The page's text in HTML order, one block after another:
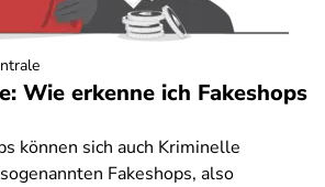
Wie erkenne ich Fakeshops
können sich auch Kriminelle
Fakeshops, also